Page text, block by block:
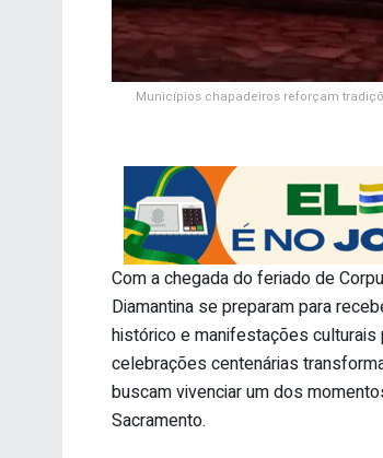
Municípios chapadeiros reforçam
Com a chegada do feriado de
Diamantina se preparam para
histórico e manifestações
celebrações centenárias
buscam vivenciar um dos
Sacramento.